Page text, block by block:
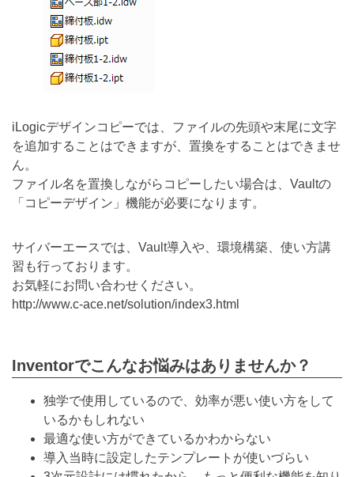
iLogicデザインコピーでは、ファイルの先頭や末尾に文字
を追加することはできますが、置換をすることはできませ
ん。
ファイル名を置換しながらコピーしたい場合は、Vaultの
「コピーデザイン」機能が必要になります。
サイバーエースでは、Vault導入や、環境構築、使い方講
習も行っております。
お気軽にお問い合わせください。
http://www.c-ace.net/solution/index3.html
Inventorでこんなお悩みはありませんか？
独学で使用しているので、効率が悪い使い方をして
いるかもしれない
最適な使い方ができているかわからない
導入当時に設定したテンプレートが使いづらい